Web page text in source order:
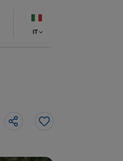
IT
Like